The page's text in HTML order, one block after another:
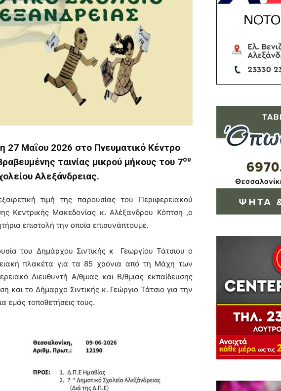
27 Μαΐου 2026 στο Πνευματικό Κέντρο
ταινίας μικρού μήκους του 7ου
Αλεξάνδρειας.
τιμή της παρουσίας του Περιφερειακού
Κεντρικής Μακεδονίας κ. Αλέξανδρου Κόπτση ,ο
επιστολή την οποία επισυνάπτουμε.
του Δημάρχου Σιντικής κ Γεωργίου Τάτσιου ο
πλακέτα για τα 85 χρόνια από τη Μάχη των
Διευθυντή Α/θμιας και Β/θμιας εκπαίδευσης
και το Δήμαρχο Σιντικής κ. Γεώργιο Τάτσιο για την
εμάς τοποθετήσεις τους.